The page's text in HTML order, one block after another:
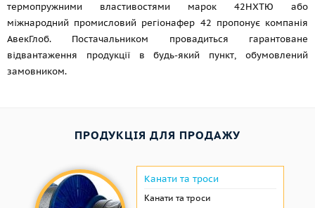
термопружними властивостями марок 42НХТЮ або
міжнародний промисловий регіонафер 42 пропонує компанія
АвекГлоб. Постачальником провадиться гарантоване
відвантаження продукції в будь-який пункт, обумовлений
замовником.
ПРОДУКЦІЯ ДЛЯ ПРОДАЖУ
Канати та троси
Канати та троси